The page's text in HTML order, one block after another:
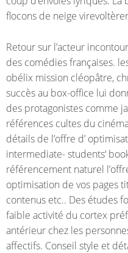
flocons de neige
Retour sur l’acteur
des comédies françaises.
obélix mission cléopâtre,
succès au box-office lui
des protagonistes comme
références cultes du
détails de l’offre d’
intermediate- students‘
référencement naturel
optimisation de vos pages
contenus etc.. Des études
faible activité du cortex
antérieur chez les
affectifs. Conseil style et